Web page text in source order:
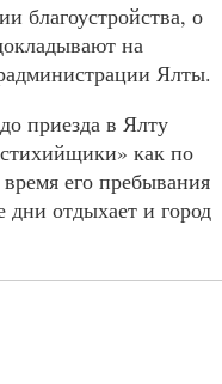
благоустройства, о
на
Ялты.
приезда в Ялту
как по
его пребывания
отдыхает и город